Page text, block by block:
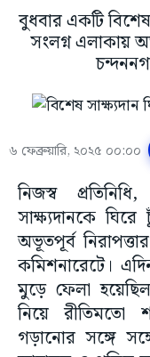
বুধবার একটি
সংলগ্ন এলাকায়
৬ ফেব্রুয়ারি, ২০২৫ ০০:০০
নিজস্ব
সাক্ষ্যদানকে
অভূতপূর্ব
কমিশনারেটে।
মুড়ে ফেলা
নিয়ে রীতিমতো
গড়ানোর সঙ্গে